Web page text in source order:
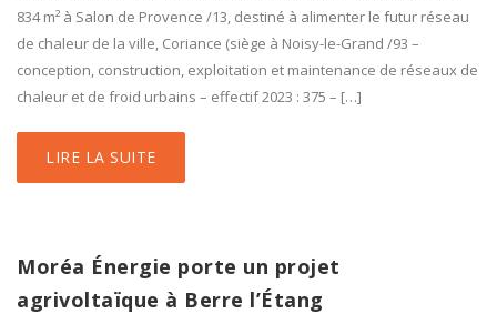
834 m² à Salon de Provence /13, destiné à alimenter le futur réseau
de chaleur de la ville, Coriance (siège à Noisy-le-Grand /93 –
conception, construction, exploitation et maintenance de réseaux de
chaleur et de froid urbains – effectif 2023 : 375 – […]
LIRE LA SUITE
Moréa Énergie porte un projet
agrivoltaïque à Berre l’Étang